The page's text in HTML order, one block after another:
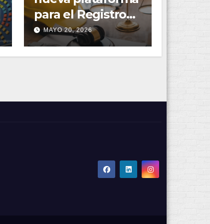
para el Registro
de Derechos
Mineros con inicio
en La Libertad
MAYO 20, 2026